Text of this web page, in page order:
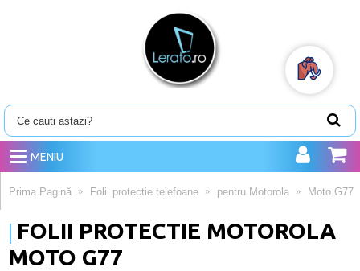
MENIU
Prima Pagină Folii protectie telefoane pentru Motorola Moto G77
FOLII PROTECTIE MOTOROLA
MOTO G77